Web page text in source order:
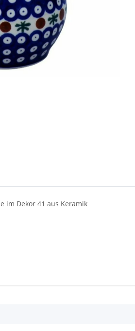
im Dekor 41 aus Keramik